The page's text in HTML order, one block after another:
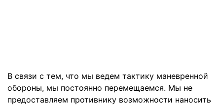
В связи с тем, что мы ведем тактику маневренной
обороны, мы постоянно перемещаемся. Мы не
предоставляем противнику возможности наносить